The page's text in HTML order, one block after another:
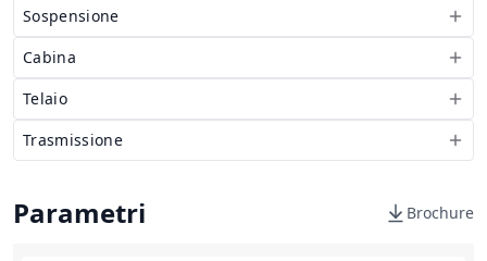
Sospensione
Cabina
Telaio
Trasmissione
Parametri Brochure